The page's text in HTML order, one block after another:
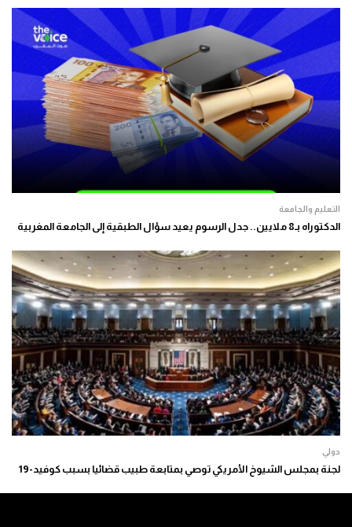
التعليم والجامعة
الدكتوراه بـ8 ملايين.. جدل الرسوم يعيد سؤال الطبقية إلى الجامعة المغربية
دولي
لجنة بمجلس الشيوخ الأمريكي توصي بمتابعة طبيب قضائيا بسبب كوفيد-19